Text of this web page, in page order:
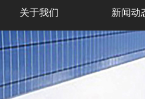
关于我们 新闻动